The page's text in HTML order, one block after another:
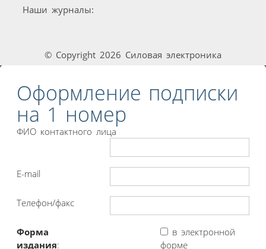
Наши журналы:
© Copyright 2026 Силовая электроника
Оформление подписки
на 1 номер
ФИО контактного лица
E-mail
Телефон/факс
Форма
издания:
в электронной
форме